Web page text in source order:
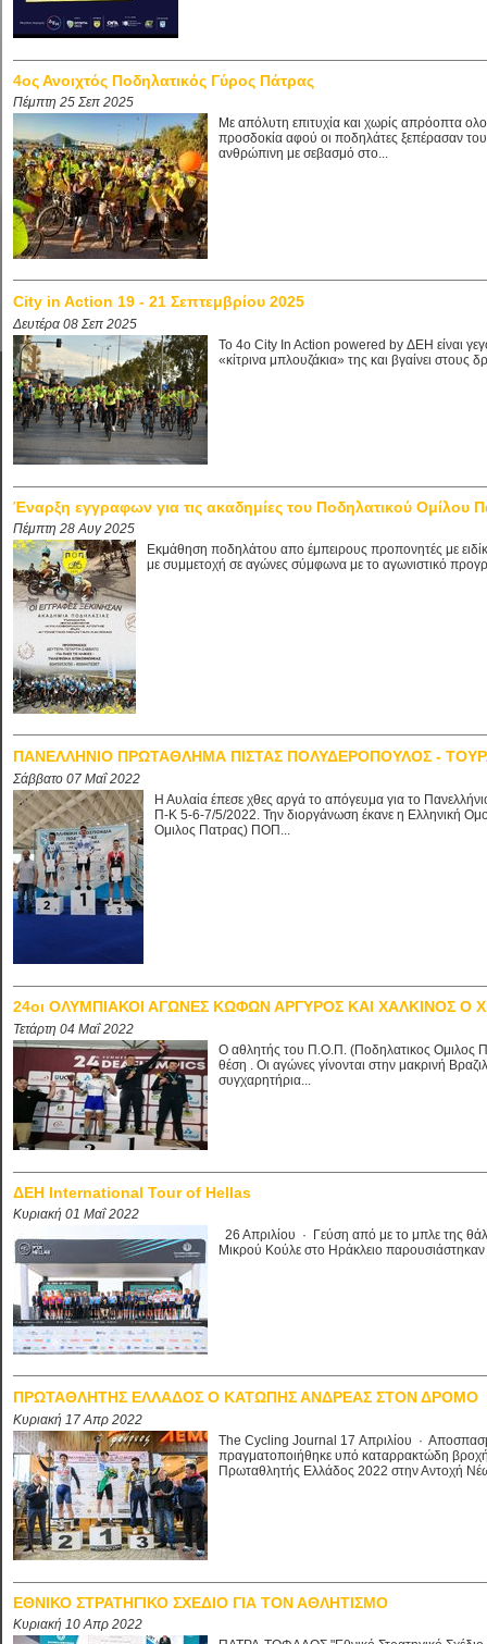
4ος Ανοιχτός Ποδηλατικός Γύρος Πάτρας
Πέμπτη 25 Σεπ 2025
Με απόλυτη επιτυχία και χωρίς απρόοπτα
προσδοκία αφού οι ποδηλάτες ξεπέρασαν
ανθρώπινη με σεβασμό στο...
City in Action 19 - 21 Σεπτεμβρίου 2025
Δευτέρα 08 Σεπ 2025
Το 4ο City In Action powered by ΔΕΗ είναι
«κίτρινα μπλουζάκια» της και βγαίνει
Έναρξη εγγραφων για τις ακαδημίες του Ποδηλατικού Ομίλου
Πέμπτη 28 Αυγ 2025
Εκμάθηση ποδηλάτου απο έμπειρους προπονητές με
με συμμετοχή σε αγώνες σύμφωνα με το αγωνιστικό
ΠΑΝΕΛΛΗΝΙΟ ΠΡΩΤΑΘΛΗΜΑ ΠΙΣΤΑΣ ΠΟΛΥΔΕΡΟΠΟΥΛΟΣ -
Σάββατο 07 Μαΐ 2022
Η Αυλαία έπεσε χθες αργά το απόγευμα για το
Π-Κ 5-6-7/5/2022. Την διοργάνωση έκανε η Ελληνική
Ομιλος Πατρας) ΠΟΠ...
24οι ΟΛΥΜΠΙΑΚΟΙ ΑΓΩΝΕΣ ΚΩΦΩΝ ΑΡΓΥΡΟΣ ΚΑΙ ΧΑΛΚΙΝΟΣ Ο
Τετάρτη 04 Μαΐ 2022
Ο αθλητής του Π.Ο.Π. (Ποδηλατικος Ομιλος
θέση . Οι αγώνες γίνονται στην μακρινή
συγχαρητήρια...
ΔΕΗ International Tour of Hellas
Κυριακή 01 Μαΐ 2022
26 Απριλίου · Γεύση από με το μπλε της
Μικρού Κούλε στο Ηράκλειο
ΠΡΩΤΑΘΛΗΤΗΣ ΕΛΛΑΔΟΣ Ο ΚΑΤΩΠΗΣ ΑΝΔΡΕΑΣ ΣΤΟΝ ΔΡΟΜΟ
Κυριακή 17 Απρ 2022
The Cycling Journal 17 Απριλίου ·
πραγματοποιήθηκε υπό καταρρακτώδη
Πρωταθλητής Ελλάδος 2022 στην Αντοχή
ΕΘΝΙΚΟ ΣΤΡΑΤΗΓΙΚΟ ΣΧΕΔΙΟ ΓΙΑ ΤΟΝ ΑΘΛΗΤΙΣΜΟ
Κυριακή 10 Απρ 2022